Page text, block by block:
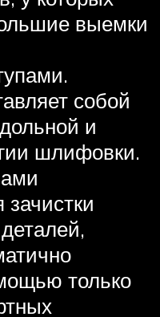
выемки
собой
и
шлифовки.
только